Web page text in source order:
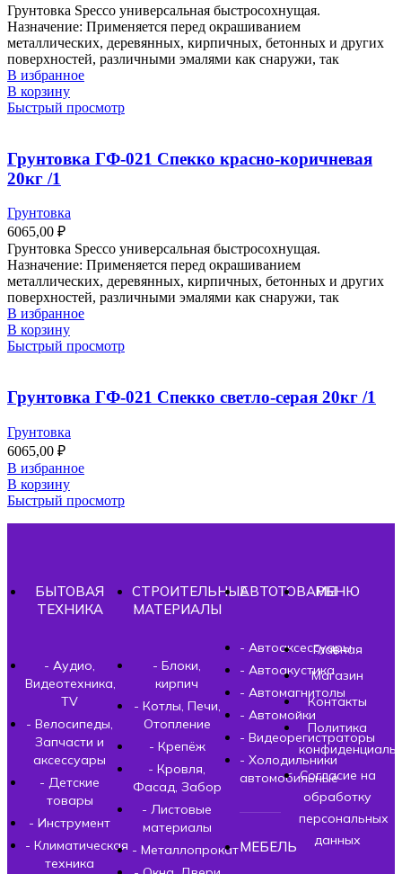
Грунтовка Specco универсальная быстросохнущая.
Назначение: Применяется перед окрашиванием
металлических, деревянных, кирпичных, бетонных и других
поверхностей, различными эмалями как снаружи, так
В избранное
В корзину
Быстрый просмотр
Грунтовка ГФ-021 Спекко красно-коричневая
20кг /1
Грунтовка
6065,00 ₽
Грунтовка Specco универсальная быстросохнущая.
Назначение: Применяется перед окрашиванием
металлических, деревянных, кирпичных, бетонных и других
поверхностей, различными эмалями как снаружи, так
В избранное
В корзину
Быстрый просмотр
Грунтовка ГФ-021 Спекко светло-серая 20кг /1
Грунтовка
6065,00 ₽
В избранное
В корзину
Быстрый просмотр
БЫТОВАЯ
ТЕХНИКА
- Аудио,
Видеотехника,
TV
- Велосипеды,
Запчасти и
аксессуары
- Детские
товары
- Инструмент
- Климатическая
техника
СТРОИТЕЛЬНЫЕ
МАТЕРИАЛЫ
- Блоки,
кирпич
- Котлы, Печи,
Отопление
- Крепёж
- Кровля,
Фасад, Забор
- Листовые
материалы
- Металлопрокат
АВТОТОВАРЫ
- Автоаксессуары
- Автоакустика
- Автомагнитолы
- Автомойки
- Видеорегистраторы
- Холодильники
автомобильные
МЕБЕЛЬ
МЕНЮ
Главная
Магазин
Контакты
Политика
Согласие на
обработку
персональных
данных